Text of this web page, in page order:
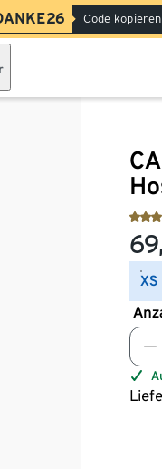
Code kopieren
XS